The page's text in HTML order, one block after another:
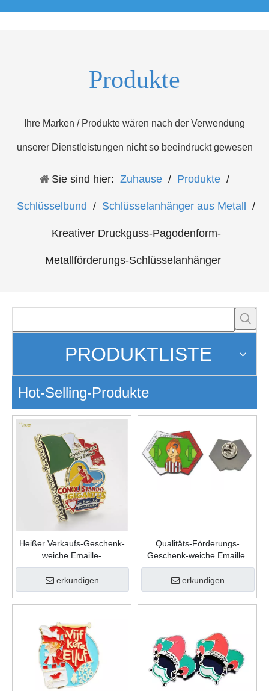
Produkte
Ihre Marken / Produkte wären nach der Verwendung
unserer Dienstleistungen nicht so beeindruckt gewesen
Sie sind hier: Zuhause / Produkte /
Schlüsselbund / Schlüsselanhänger aus Metall /
Kreativer Druckguss-Pagodenform-
Metallförderungs-Schlüsselanhänger
PRODUKTLISTE
Hot-Selling-Produkte
Heißer Verkaufs-Geschenk-
weiche Emaille-
kundenspezifische
Andenken-Mode-Form-Zink-
Legierungs-Karnevals-
Revers-Stift
erkundigen
Qualitäts-Förderungs-
Geschenk-weiche Emaille-
kundenspezifische
Andenken-Form-Zink-
Legierungs-Karnevals-
Revers-Stift
erkundigen